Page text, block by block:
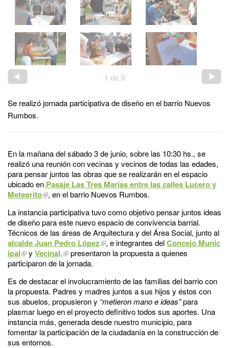
1 de 9
Se realizó jornada participativa de diseño en el barrio Nuevos
Rumbos.
En la mañana del sábado 3 de junio, sobre las 10:30 hs., se
realizó una reunión con vecinas y vecinos de todas las edades,
para pensar juntos las obras que se realizarán en el espacio
ubicado en Pasaje Las Tres Marías entre las calles Lucero y
Meteorito
, en el barrio Nuevos Rumbos.
La instancia participativa tuvo como objetivo pensar juntos ideas
de diseño para este nuevo espacio de convivencia barrial.
Técnicos de las áreas de Arquitectura y del Área Social, junto al
alcalde Juan Pedro López , e integrantes delConcejo Munic
ipal
y Vecinal,
presentaron la propuesta a quienes
participaron de la jornada.
Es de destacar el involucramiento de las familias del barrio con
la propuesta. Padres y madres juntos a sus hijos y éstos con
sus abuelos, propusieron y “metieron mano e ideas”para
plasmar luego en el proyecto definitivo todos sus aportes. Una
instancia más, generada desde nuestro municipio, para
fomentar la participación de la ciudadanía en la construcción de
sus entornos.